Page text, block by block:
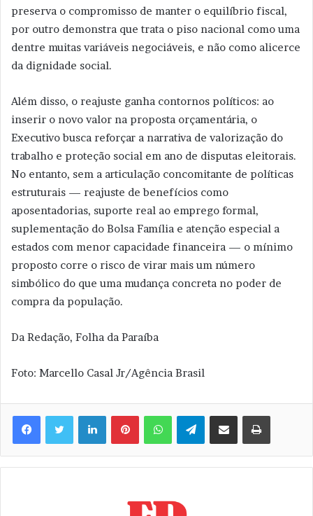
preserva o compromisso de manter o equilíbrio fiscal,
por outro demonstra que trata o piso nacional como uma
dentre muitas variáveis negociáveis, e não como alicerce
da dignidade social.
Além disso, o reajuste ganha contornos políticos: ao
inserir o novo valor na proposta orçamentária, o
Executivo busca reforçar a narrativa de valorização do
trabalho e proteção social em ano de disputas eleitorais.
No entanto, sem a articulação concomitante de políticas
estruturais — reajuste de benefícios como
aposentadorias, suporte real ao emprego formal,
suplementação do Bolsa Família e atenção especial a
estados com menor capacidade financeira — o mínimo
proposto corre o risco de virar mais um número
simbólico do que uma mudança concreta no poder de
compra da população.
Da Redação, Folha da Paraíba
Foto: Marcello Casal Jr/Agência Brasil
Linkedin WhatsApp Telegram